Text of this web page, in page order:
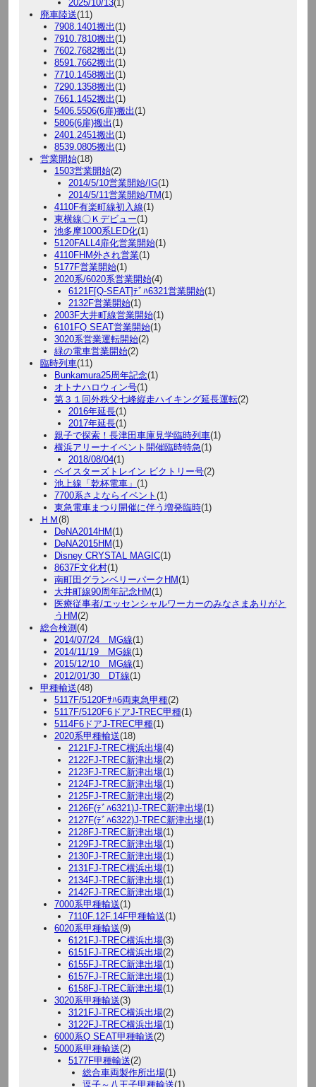
2025/10/13(1)
廃車陸送(11)
7908.1401搬出(1)
7910.7810搬出(1)
7602.7682搬出(1)
8591.7662搬出(1)
7710.1458搬出(1)
7290.1358搬出(1)
7661.1452搬出(1)
5406.5506(6扉)搬出(1)
5806(6扉)搬出(1)
2401.2451搬出(1)
8539.0805搬出(1)
営業開始(18)
1503営業開始(2)
2014/5/10営業開始/IG(1)
2014/5/11営業開始/TM(1)
4110F有楽町線初入線(1)
東横線〇Ｋデビュー(1)
池多摩1000系LED化(1)
5120FALL4扉化営業開始(1)
4110FHM外され営業(1)
5177F営業開始(1)
2020系/6020系営業開始(4)
6121F[Q-SEAT]ﾃﾞﾊ6321営業開始(1)
2132F営業開始(1)
2003F大井町線営業開始(1)
6101FQ SEAT営業開始(1)
3020系営業運転開始(2)
緑の電車営業開始(2)
臨時列車(11)
Bunkamura25周年記念(1)
オトナハロウィン号(1)
第３１回外秩父七峰縦走ハイキング延長運転(2)
2016年延長(1)
2017年延長(1)
親子で探索！長津田車庫見学臨時列車(1)
横浜アリーナイベント開催臨時特急(1)
2018/08/04(1)
ベイスターズトレイン ビクトリー号(2)
池上線「乾杯電車」 (1)
7700系さよならイベント (1)
東急電車まつり開催に伴う増発臨時(1)
ＨＭ(8)
DeNA2014HM(1)
DeNA2015HM(1)
Disney CRYSTAL MAGIC(1)
8637F文化村(1)
南町田グランベリーパークHM(1)
大井町線90周年記念HM(1)
医療従事者/エッセンシャルワーカーのみなさまありがと
うHM(2)
総合検測 (4)
2014/07/24 MG線(1)
2014/11/19 MG線(1)
2015/12/10 MG線(1)
2012/01/30 DT線(1)
甲種輸送(48)
5117F/5120Fｻﾊ6両東急甲種(2)
5117F/5120F6ドアJ-TREC甲種(1)
5114F6ドアJ-TREC甲種(1)
2020系甲種輸送(18)
2121FJ-TREC横浜出場(4)
2122FJ-TREC新津出場(2)
2123FJ-TREC新津出場(1)
2124FJ-TREC新津出場(1)
2125FJ-TREC新津出場(2)
2126F(ﾃﾞﾊ6321)J-TREC新津出場(1)
2127F(ﾃﾞﾊ6322)J-TREC新津出場(1)
2128FJ-TREC新津出場(1)
2129FJ-TREC新津出場(1)
2130FJ-TREC新津出場(1)
2131FJ-TREC横浜出場(1)
2134FJ-TREC新津出場(1)
2142FJ-TREC新津出場(1)
7000系甲種輸送(1)
7110F.12F.14F甲種輸送(1)
6020系甲種輸送(9)
6121FJ-TREC横浜出場(3)
6151FJ-TREC横浜出場(2)
6155FJ-TREC新津出場(1)
6157FJ-TREC新津出場(1)
6158FJ-TREC新津出場(1)
3020系甲種輸送(3)
3121FJ-TREC横浜出場(2)
3122FJ-TREC横浜出場(1)
6000系Q SEAT甲種輸送(2)
5000系甲種輸送(2)
5177F甲種輸送(2)
総合車両製作所出場(1)
逗子～八王子甲種輸送(1)